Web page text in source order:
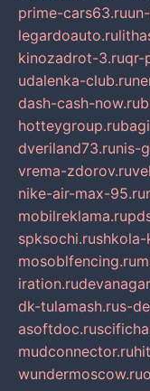
prime-cars63.ru
legardoauto.ru
kinozadrot-3.ruqr-
udalenka-club.ru
dash-cash-now.ru
hotteygroup.ru
dveriland73.runis-
vrema-zdorov.ru
nike-air-max-95.ru
mobilreklama.ru
spksochi.rushkola-
mosoblfencing.ru
iration.ru
dk-tulamash.rus-
asoftdoc.ru
mudconnector.ru
wundermoscow.ru